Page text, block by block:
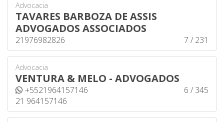
Advocacia
TAVARES BARBOZA DE ASSIS
ADVOGADOS ASSOCIADOS
7 / 231
21976982826
Advocacia
VENTURA & MELO - ADVOGADOS
6 / 345
+5521964157146
21 964157146